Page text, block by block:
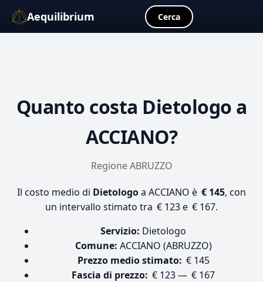
Aequilibrium Cerca
Quanto costa Dietologo a
ACCIANO?
Regione ABRUZZO
Il costo medio di Dietologoa ACCIANO è € 145, con
un intervallo stimato tra € 123 e € 167.
Servizio: Dietologo
Comune: ACCIANO (ABRUZZO)
Prezzo medio stimato: € 145
Fascia di prezzo: € 123 — € 167